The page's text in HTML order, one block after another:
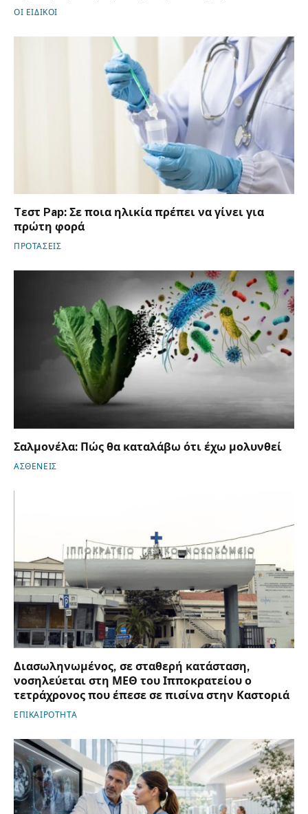
ΟΙ ΕΙΔΙΚΟΙ
Tεστ Pap: Σε ποια ηλικία πρέπει να γίνει για
πρώτη φορά
ΠΡΟΤΑΣΕΙΣ
Σαλμονέλα: Πώς θα καταλάβω ότι έχω μολυνθεί
ΑΣΘΕΝΕΙΣ
Διασωληνωμένος, σε σταθερή κατάσταση,
νοσηλεύεται στη ΜΕΘ του Ιπποκρατείου ο
τετράχρονος που έπεσε σε πισίνα στην Καστοριά
ΕΠΙΚΑΙΡΟΤΗΤΑ